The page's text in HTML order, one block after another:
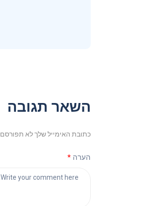
השאר תגובה
כתובת האימייל שלך לא
הערה